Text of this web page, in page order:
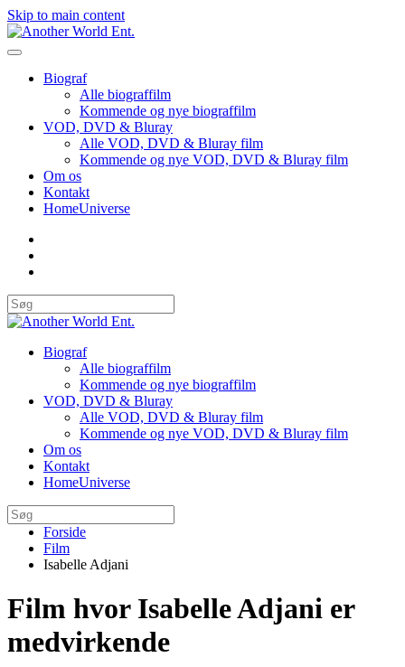
Skip to main content
Biograf
Alle biograffilm
Kommende og nye biograffilm
VOD, DVD & Bluray
Alle VOD, DVD & Bluray film
Kommende og nye VOD, DVD & Bluray film
Om os
Kontakt
HomeUniverse
Biograf
Alle biograffilm
Kommende og nye biograffilm
VOD, DVD & Bluray
Alle VOD, DVD & Bluray film
Kommende og nye VOD, DVD & Bluray film
Om os
Kontakt
HomeUniverse
Forside
Film
Isabelle Adjani
Film hvor Isabelle Adjani er
medvirkende